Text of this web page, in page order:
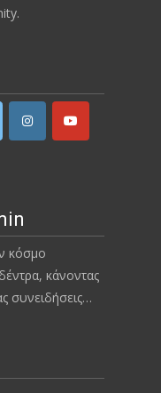
κόσμο
κάνοντας
συνειδήσεις…